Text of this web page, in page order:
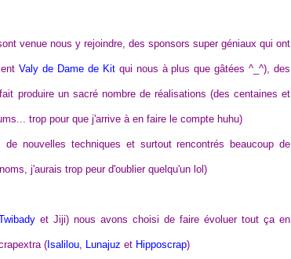
venue nous y rejoindre, des sponsors super géniaux qui ont
Valy de Dame de Kitqui nous à plus que gâtées ^_^), des
produire un sacré nombre de réalisations (des centaines et
trop pour que j'arrive à en faire le compte huhu)
de nouvelles techniques et surtout rencontrés beaucoup de
j'aurais trop peur d'oublier quelqu'un lol)
et Jiji) nous avons choisi de faire évoluer tout ça en
( Isalilou, Lunajuz et Hipposcrap)